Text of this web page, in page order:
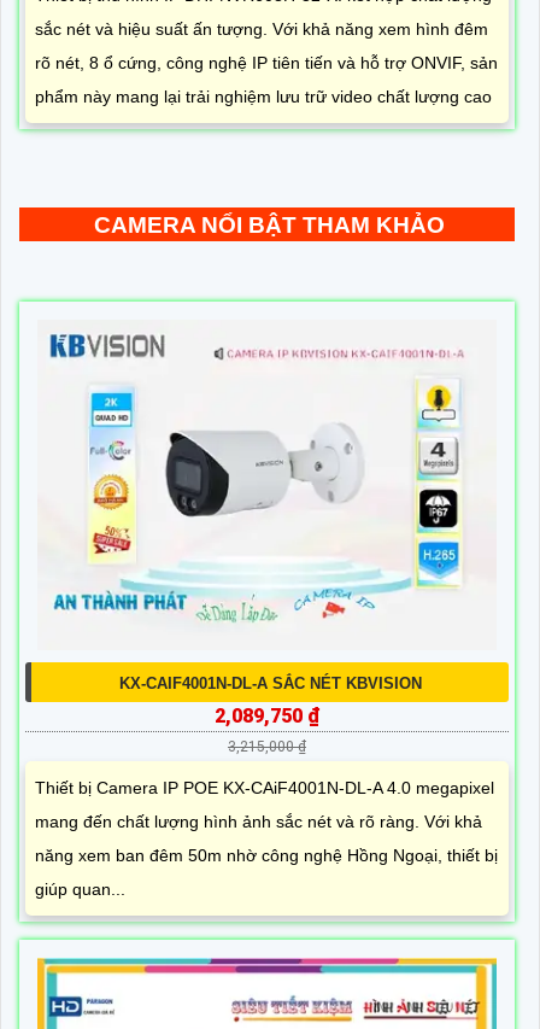
sắc nét và hiệu suất ấn tượng. Với khả năng xem hình đêm
rõ nét, 8 ổ cứng, công nghệ IP tiên tiến và hỗ trợ ONVIF, sản
phẩm này mang lại trải nghiệm lưu trữ video chất lượng cao
CAMERA NỔI BẬT THAM KHẢO
KX-CAIF4001N-DL-A SẮC NÉT KBVISION
2,089,750 ₫
3,215,000 ₫
Thiết bị Camera IP POE KX-CAiF4001N-DL-A 4.0 megapixel
mang đến chất lượng hình ảnh sắc nét và rõ ràng. Với khả
năng xem ban đêm 50m nhờ công nghệ Hồng Ngoại, thiết bị
giúp quan...